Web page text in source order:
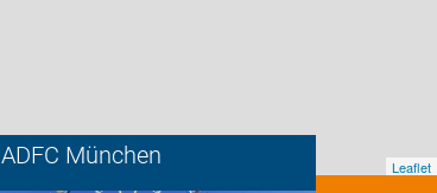
Leaflet
ADFC München